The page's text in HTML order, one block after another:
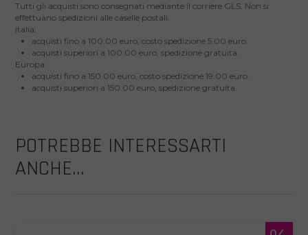
Tutti gli acquisti sono consegnati mediante il corriere GLS. Non si
effettuano spedizioni alle caselle postali.
Italia:
acquisti fino a 100.00 euro, costo spedizione 5.00 euro.
acquisti superiori a 100.00 euro, spedizione gratuita.
Europa:
acquisti fino a 150.00 euro, costo spedizione 19.00 euro.
acquisti superiori a 150.00 euro, spedizione gratuita.
POTREBBE INTERESSARTI
ANCHE...